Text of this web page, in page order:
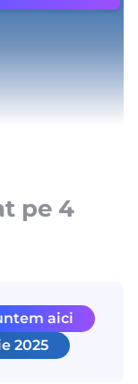
pe 4
aici
2025